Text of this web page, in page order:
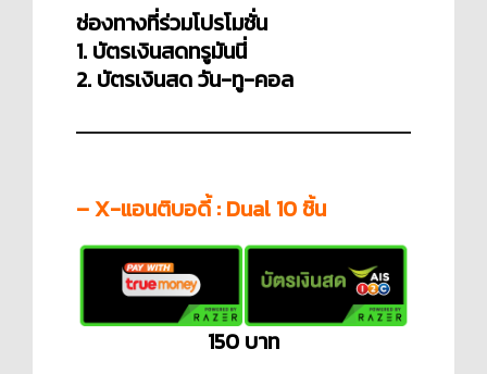
ช่องทางที่ร่วมโปรโมชั่น
1. บัตรเงินสดทรูมันนี่
2. บัตรเงินสด วัน-ทู-คอล
– X-แอนติบอดี้ : Dual 10 ชิ้น
150 บาท